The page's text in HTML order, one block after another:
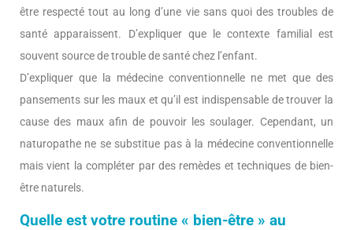
être respecté tout au long d’une vie sans quoi des troubles de
santé apparaissent. D’expliquer que le contexte familial est
souvent source de trouble de santé chez l’enfant.
D’expliquer que la médecine conventionnelle ne met que des
pansements sur les maux et qu’il est indispensable de trouver la
cause des maux afin de pouvoir les soulager. Cependant, un
naturopathe ne se substitue pas à la médecine conventionnelle
mais vient la compléter par des remèdes et techniques de bien-
être naturels.
Quelle est votre routine « bien-être » au